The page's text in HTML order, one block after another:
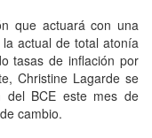
que actuará con una
actual de total atonía
tasas de inflación por
Christine Lagarde se
del BCE este mes de
cambio.